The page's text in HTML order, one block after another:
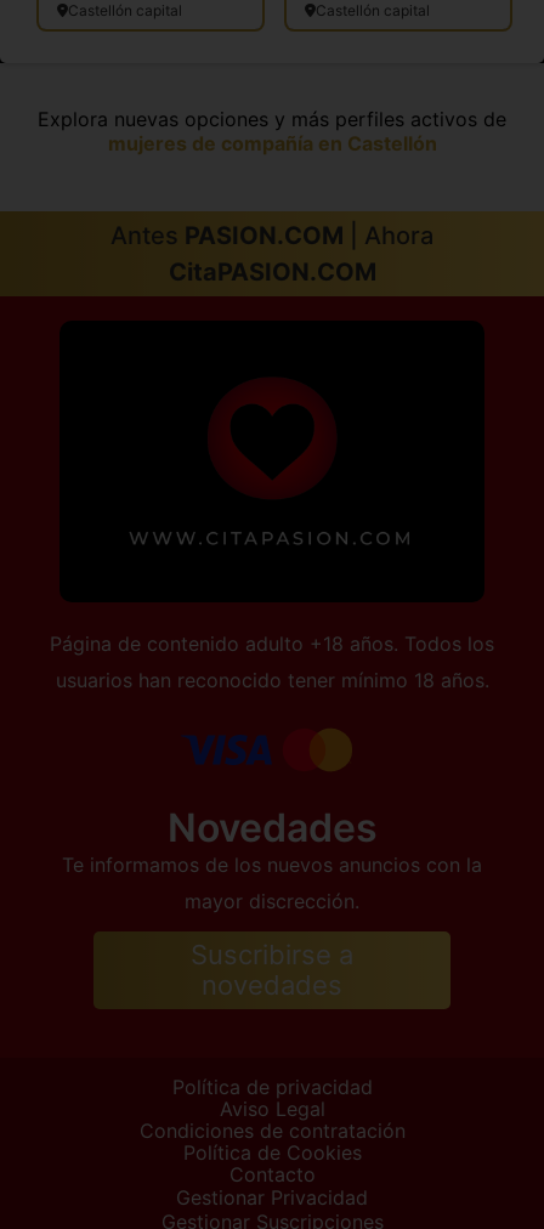
Castellón capital Castellón capital
Explora nuevas opciones y más perfiles activos de
mujeres de compañía en Castellón
Antes PASION.COM | Ahora
CitaPASION.COM
Página de contenido adulto +18 años. Todos los
usuarios han reconocido tener mínimo 18 años.
Novedades
Te informamos de los nuevos anuncios con la
mayor discrección.
Suscribirse a
novedades
Política de privacidad
Aviso Legal
Condiciones de contratación
Política de Cookies
Contacto
Gestionar Privacidad
Gestionar Suscripciones